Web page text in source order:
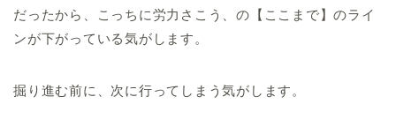
だったから、こっちに労力さこう、の【ここまで】のライ
ンが下がっている気がします。
掘り進む前に、次に行ってしまう気がします。